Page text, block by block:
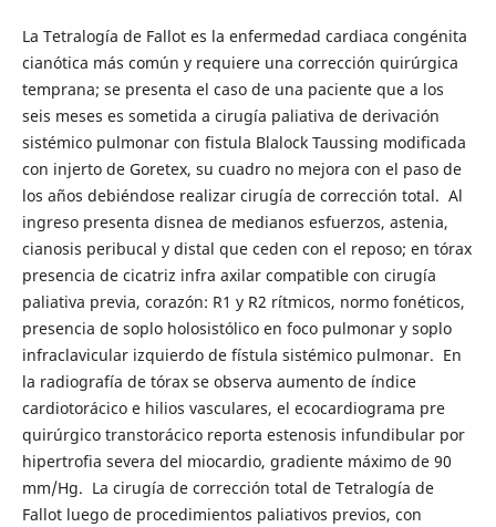
La Tetralogía de Fallot es la enfermedad cardiaca congénita
cianótica más común y requiere una corrección quirúrgica
temprana; se presenta el caso de una paciente que a los
seis meses es sometida a cirugía paliativa de derivación
sistémico pulmonar con fistula Blalock Taussing modificada
con injerto de Goretex, su cuadro no mejora con el paso de
los años debiéndose realizar cirugía de corrección total. Al
ingreso presenta disnea de medianos esfuerzos, astenia,
cianosis peribucal y distal que ceden con el reposo; en tórax
presencia de cicatriz infra axilar compatible con cirugía
paliativa previa, corazón: R1 y R2 rítmicos, normo fonéticos,
presencia de soplo holosistólico en foco pulmonar y soplo
infraclavicular izquierdo de fístula sistémico pulmonar. En
la radiografía de tórax se observa aumento de índice
cardiotorácico e hilios vasculares, el ecocardiograma pre
quirúrgico transtorácico reporta estenosis infundibular por
hipertrofia severa del miocardio, gradiente máximo de 90
mm/Hg. La cirugía de corrección total de Tetralogía de
Fallot luego de procedimientos paliativos previos, con